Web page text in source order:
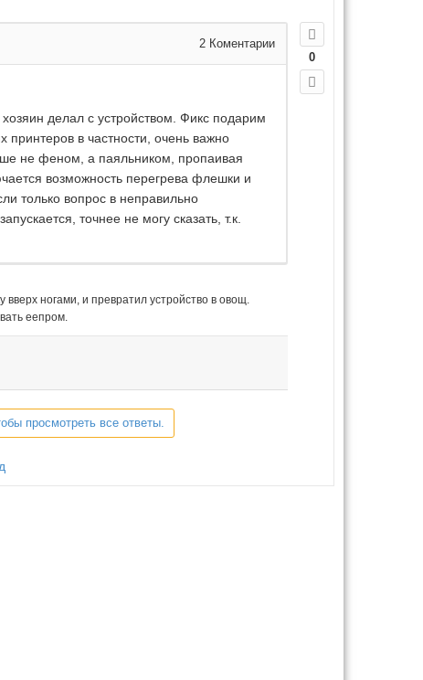
0
2 Коментарии
делал с устройством. Фикс подарим
в частности, очень важно
не феном, а паяльником, пропаивая
возможность перегрева флешки и
только вопрос в неправильно
точнее не могу сказать, т.к.
ногами, и превратил устройство в овощ.
еепром.
просмотреть все ответы.